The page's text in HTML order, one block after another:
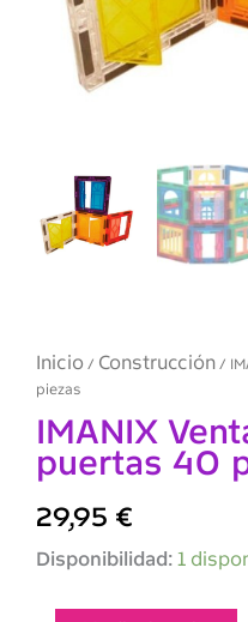
Inicio / Construcción /
piezas
IMANIX
puertas 40
29,95 €
Disponibilidad: 1
IMANIX